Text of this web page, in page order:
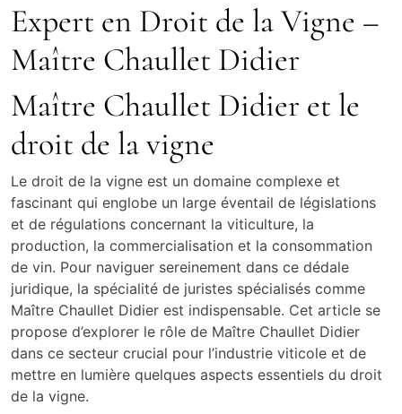
Expert en Droit de la Vigne –
Maître Chaullet Didier
Maître Chaullet Didier et le
droit de la vigne
Le droit de la vigne est un domaine complexe et
fascinant qui englobe un large éventail de législations
et de régulations concernant la viticulture, la
production, la commercialisation et la consommation
de vin. Pour naviguer sereinement dans ce dédale
juridique, la spécialité de juristes spécialisés comme
Maître Chaullet Didier est indispensable. Cet article se
propose d’explorer le rôle de Maître Chaullet Didier
dans ce secteur crucial pour l’industrie viticole et de
mettre en lumière quelques aspects essentiels du droit
de la vigne.